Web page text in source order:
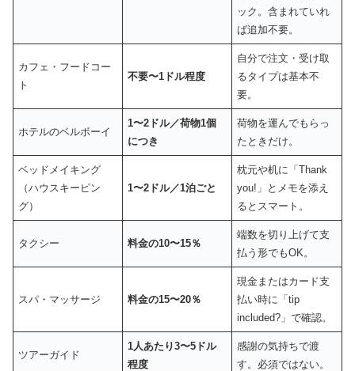
ック。含まれていれ
ば追加不要。
カフェ・フードコー
ト
不要〜1ドル程度
自分で注文・受け取
るタイプは基本不
要。
ホテルのベルボーイ
1〜2ドル／荷物1個
につき
荷物を運んでもらっ
たときだけ。
ベッドメイキング
（ハウスキーピン
グ）
1〜2ドル／1泊ごと
枕元や机に「Thank
you!」とメモを添え
るとスマート。
タクシー 料金の10〜15％
端数を切り上げて支
払う形でもOK。
スパ・マッサージ 料金の15〜20％
現金またはカード支
払い時に「tip
included?」で確認。
ツアーガイド
1人あたり3〜5ドル
程度
感謝の気持ちで渡
す。必須ではない。